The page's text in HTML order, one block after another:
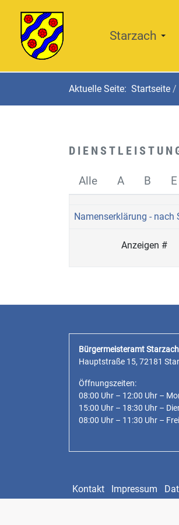
Starzach
Aktuelle Seite: Startseite
Alle A B E
Anzeigen #
Namenserklärung - nach
Bürgermeisteramt Starzach
Hauptstraße 15, 72181
Öffnungszeiten:
08:00 Uhr – 12:00 Uhr –
15:00 Uhr – 18:30 Uhr –
08:00 Uhr – 11:30 Uhr –
Kontakt Impressum